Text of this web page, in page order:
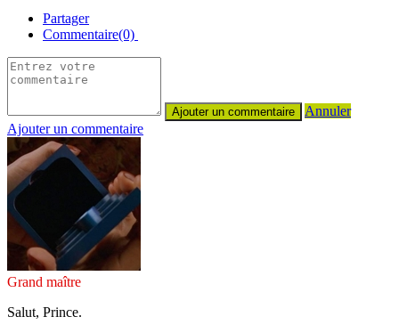
Partager
Commentaire(0)
Annuler
Ajouter un commentaire
Grand maître
Salut, Prince.